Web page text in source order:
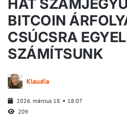
HAT
BITCOIN
CSÚCSRA
SZÁMÍTSUNK
Klaudia
2026. március 18.
18:07
209